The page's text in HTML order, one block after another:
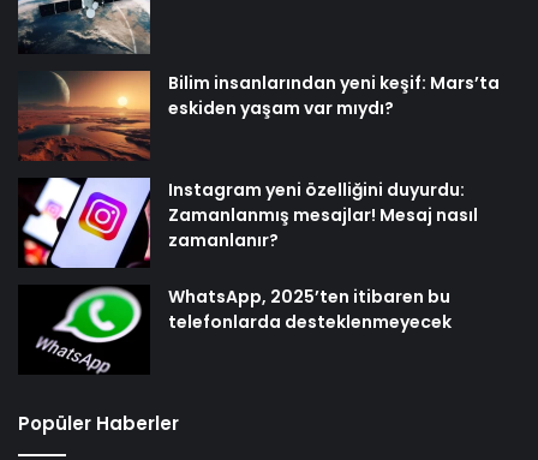
Bilim insanlarından yeni keşif: Mars’ta
eskiden yaşam var mıydı?
Instagram yeni özelliğini duyurdu:
Zamanlanmış mesajlar! Mesaj nasıl
zamanlanır?
WhatsApp, 2025’ten itibaren bu
telefonlarda desteklenmeyecek
Popüler Haberler